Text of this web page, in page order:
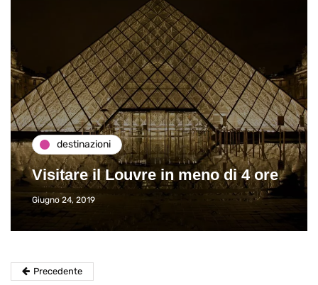
destinazioni
Visitare il Louvre in meno di 4 ore
Giugno 24, 2019
Precedente